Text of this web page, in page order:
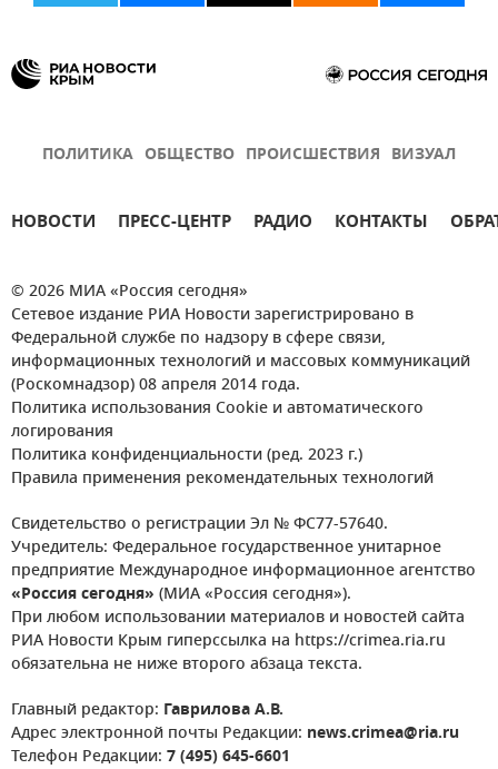
ПОЛИТИКА ОБЩЕСТВО ПРОИСШЕСТВИЯ ВИЗУАЛ
НОВОСТИ ПРЕСС-ЦЕНТР РАДИО КОНТАКТЫ
© 2026 МИА «Россия сегодня»
Сетевое издание РИА Новости зарегистрировано в
Федеральной службе по надзору в сфере связи,
информационных технологий и массовых коммуникаций
(Роскомнадзор) 08 апреля 2014 года.
Политика использования Cookie и автоматического
логирования
Политика конфиденциальности (ред. 2023 г.)
Правила применения рекомендательных технологий
Свидетельство о регистрации Эл № ФС77-57640.
Учредитель: Федеральное государственное унитарное
предприятие Международное информационное агентство
«Россия сегодня» (МИА «Россия сегодня»).
При любом использовании материалов и новостей сайта
РИА Новости Крым гиперссылка на https://crimea.ria.ru
обязательна не ниже второго абзаца текста.
Главный редактор: Гаврилова А.В.
Адрес электронной почты Редакции: news.crimea@ria.ru
Телефон Редакции: 7 (495) 645-6601